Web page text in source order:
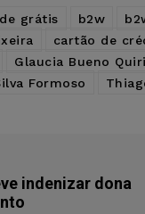
grátis b2w
cartão de
Glaucia Bueno
Formoso
indenizar dona